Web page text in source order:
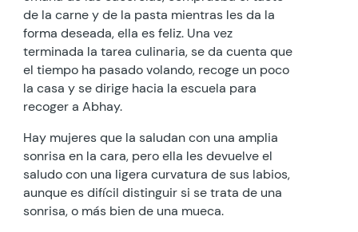
de la carne y de la pasta mientras les da la
forma deseada, ella es feliz. Una vez
terminada la tarea culinaria, se da cuenta que
el tiempo ha pasado volando, recoge un poco
la casa y se dirige hacia la escuela para
recoger a Abhay.
Hay mujeres que la saludan con una amplia
sonrisa en la cara, pero ella les devuelve el
saludo con una ligera curvatura de sus labios,
aunque es difícil distinguir si se trata de una
sonrisa, o más bien de una mueca.